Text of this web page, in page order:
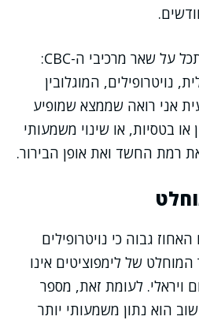
לא פחות חשוב הוא להסתכל על שאר מרכיבי ה-CBC:
נויטרופילים, המוגלובין
אני רואה שממצא שמופיע
או בטסיות, או שינוי משמעותי
רמת החשד ואת אופן הבירור.
גבוה כי נויטרופילים
של לימפוציטים אינו
ויראלי. לעומת זאת, מספר
הוא נתון משמעותי יותר